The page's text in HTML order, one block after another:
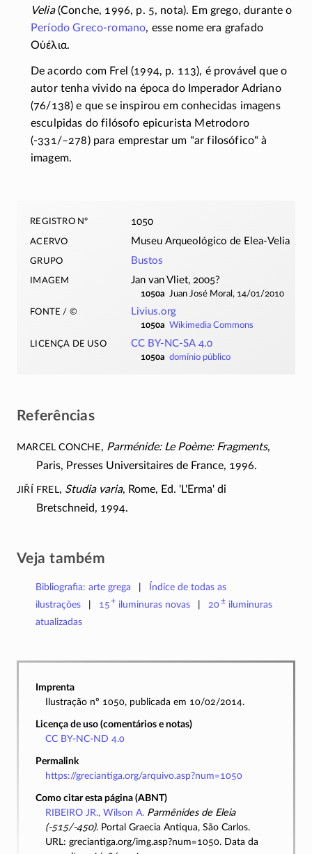
Velia(Conche, 1996, p. 5, nota). Em grego, durante o
PeríodoGreco-romano, esse nome era grafado
Οὐέλια.
De acordo com Frel (1994, p. 113), é provável que o
autor tenha vivido na época do Imperador Adriano
(76/138) e que se inspirou em conhecidas imagens
esculpidas do filósofo epicurista Metrodoro
(-331/–278)para emprestar um "ar filosófico" à
imagem.
registro nº 1050
acervo Museu Arqueológico de Elea-Velia
grupo Bustos
imagem Jan van Vliet, 2005?
1050a Juan José Moral, 14/01/2010
fonte / © Livius.org
1050a Wikimedia Commons
licença de uso CC BY-NC-SA 4.0
1050a domínio público
Referências
Marcel Conche, Parménide: Le Poème: Fragments,
Paris, Presses Universitaires de France, 1996.
Jiří Frel, Studia varia, Rome, Ed. 'L'Erma' di
Bretschneid, 1994.
Veja também
Bibliografia: arte grega
Índice de todas as
ilustrações
15+ iluminuras novas 20±iluminuras
atualizadas
Imprenta
Ilustração nº 1050, publicada em 10/02/2014.
Licença de uso (comentários e notas)
CC BY-NC-ND 4.0
Permalink
https://greciantiga.org/arquivo.asp?num=1050
Como citar esta página (ABNT)
RIBEIRO JR., Wilson A. Parmênides de Eleia
(-515/-450). Portal Graecia Antiqua, São Carlos.
URL: greciantiga.org/img.asp?num=1050. Data da